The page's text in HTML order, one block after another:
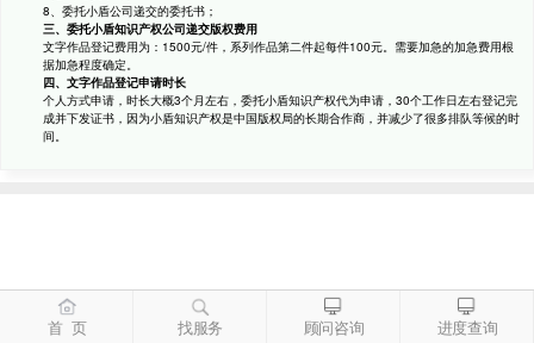
8、委托小盾公司递交的委托书；
三、委托小盾知识产权公司递交版权费用
文字作品登记费用为：1500元/件，系列作品第二件起每件100元。需要加急的加急费用根
据加急程度确定。
四、文字作品登记申请时长
个人方式申请，时长大概3个月左右，委托小盾知识产权代为申请，30个工作日左右登记完
成并下发证书，因为小盾知识产权是中国版权局的长期合作商，并减少了很多排队等候的时
间。
首 页 找服务 顾问咨询 进度查询